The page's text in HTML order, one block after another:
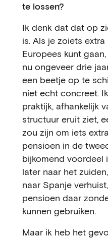
te lossen?
Ik denk dat dat op
is. Als je zoiets
Europees kunt
nu ongeveer drie
een beetje op te
niet echt concreet.
praktijk, afhankelijk
structuur eruit ziet,
zou zijn om iets
pensioen in de
bijkomend voordeel
later naar het
naar Spanje
pensioen daar
kunnen gebruiken.
Maar ik heb het